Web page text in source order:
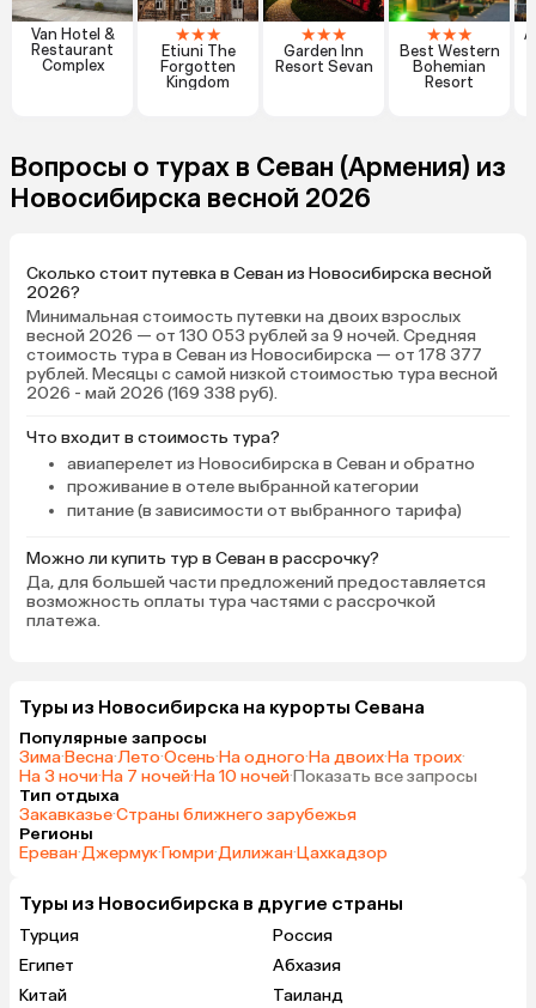
Van Hotel &
Restaurant
Complex
★★★
Etiuni The
Forgotten
Kingdom
★★★
Garden Inn
Resort Sevan
★★★
Best Western
Bohemian
Resort
Вопросы о турах в Севан (Армения) из
Новосибирска весной 2026
Сколько стоит путевка в Севан из Новосибирска весной
2026?
Минимальная стоимость путевки на двоих взрослых
весной 2026 — от 130 053 рублей за 9 ночей. Средняя
стоимость тура в Севан из Новосибирска — от 178 377
рублей. Месяцы с самой низкой стоимостью тура весной
2026 - май 2026 (169 338 руб).
Что входит в стоимость тура?
авиаперелет из Новосибирска в Севан и обратно
проживание в отеле выбранной категории
питание (в зависимости от выбранного тарифа)
Можно ли купить тур в Севан в рассрочку?
Да, для большей части предложений предоставляется
возможность оплаты тура частями с рассрочкой
платежа.
Туры из Новосибирска на курорты Севана
Популярные запросы
Зима·Весна·Лето·Осень·На одного·На двоих·На троих·
На 3 ночи·На 7 ночей·На 10 ночей·Показать все запросы
Тип отдыха
Закавказье·Страны ближнего зарубежья
Регионы
Ереван·Джермук·Гюмри·Дилижан·Цахкадзор
Туры из Новосибирска в другие страны
Турция
Россия
Египет
Абхазия
Китай
Таиланд